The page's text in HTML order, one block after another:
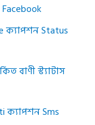
ক্যাপশন Status
বাণী স্ট্যাটাস
ক্যাপশন Sms